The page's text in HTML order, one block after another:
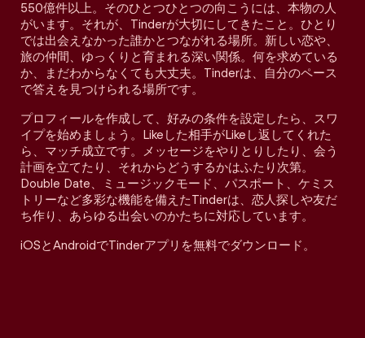
550億件以上。そのひとつひとつの向こうには、本物の人
がいます。それが、Tinderが大切にしてきたこと。ひとり
では出会えなかった誰かとつながれる場所。新しい恋や、
旅の仲間、ゆっくりと育まれる深い関係。何を求めている
か、まだわからなくても大丈夫。Tinderは、自分のペース
で答えを見つけられる場所です。
プロフィールを作成して、好みの条件を設定したら、スワ
イプを始めましょう。Likeした相手がLikeし返してくれた
ら、マッチ成立です。メッセージをやりとりしたり、会う
計画を立てたり、それからどうするかはふたり次第。
Double Date、ミュージックモード、パスポート、ケミス
トリーなど多彩な機能を備えたTinderは、恋人探しや友だ
ち作り、あらゆる出会いのかたちに対応しています。
iOSとAndroidでTinderアプリを無料でダウンロード。